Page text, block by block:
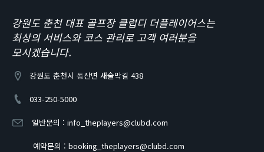
강원도 춘천 대표 골프장 클럽디 더플레이어스는
최상의 서비스와 코스 관리로 고객 여러분을
모시겠습니다.
강원도 춘천시 동산면 새술막길 438
033-250-5000
일반문의 : info_theplayers@clubd.com
예약문의 : booking_theplayers@clubd.com